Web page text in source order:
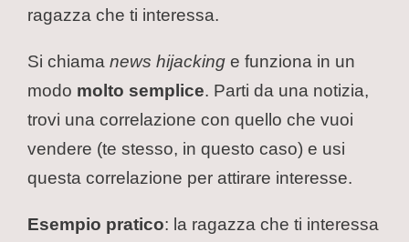
ragazza che ti interessa.
Si chiama news hijacking e funziona in un
modo molto semplice. Parti da una notizia,
trovi una correlazione con quello che vuoi
vendere (te stesso, in questo caso) e usi
questa correlazione per attirare interesse.
Esempio pratico: la ragazza che ti interessa